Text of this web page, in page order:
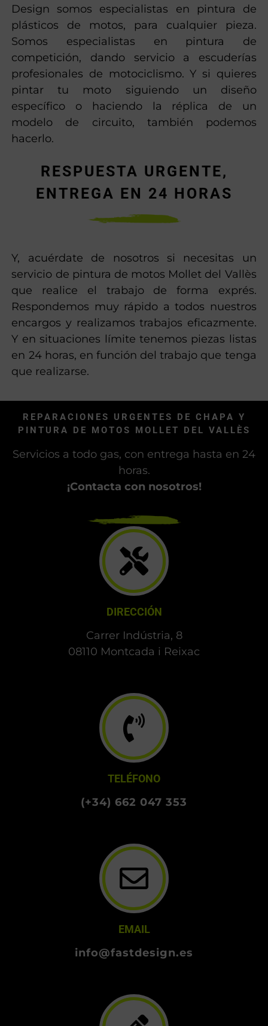
Design somos especialistas en pintura de
plásticos de motos, para cualquier pieza.
Somos especialistas en pintura de
competición, dando servicio a escuderías
profesionales de motociclismo. Y si quieres
pintar tu moto siguiendo un diseño
específico o haciendo la réplica de un
modelo de circuito, también podemos
hacerlo.
RESPUESTA URGENTE,
ENTREGA EN 24 HORAS
Y, acuérdate de nosotros si necesitas un
servicio de pintura de motos Mollet del Vallès
que realice el trabajo de forma exprés.
Respondemos muy rápido a todos nuestros
encargos y realizamos trabajos eficazmente.
Y en situaciones límite tenemos piezas listas
en 24 horas, en función del trabajo que tenga
que realizarse.
REPARACIONES URGENTES DE CHAPA Y
PINTURA DE MOTOS MOLLET DEL VALLÈS
Servicios a todo gas, con entrega hasta en 24
horas.
¡Contacta con nosotros!
DIRECCIÓN
Carrer Indústria, 8
08110 Montcada i Reixac
TELÉFONO
(+34) 662 047 353
EMAIL
info@fastdesign.es